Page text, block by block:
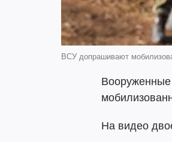
ВСУ допрашивают
На видео